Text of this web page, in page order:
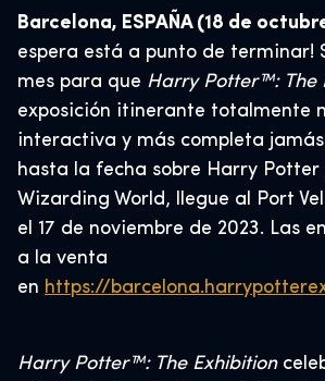
Barcelona, ESPAÑA (18 de
espera está a punto de terminar!
mes para que Harry Potter™: The
exposición itinerante totalmente
interactiva y más completa
hasta la fecha sobre Harry Potter
Wizarding World, llegue al Port
el 17 de noviembre de 2023. Las
a la venta
en https://
Harry Potter™: The Exhibition